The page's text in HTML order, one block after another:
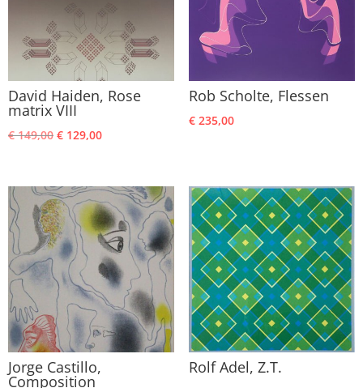
David Haiden, Rose
matrix VIII
€149,00 Oorspronkelijke
€ 149,00.
€ 129,00Huidige
€ 129,00.
Rob Scholte, Flessen
€235,00
Jorge Castillo,
Composition
Rolf Adel, Z.T.